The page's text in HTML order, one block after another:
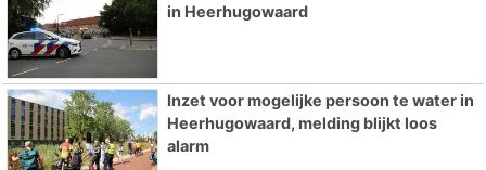
in Heerhugowaard
Inzet voor mogelijke persoon te water in
Heerhugowaard, melding blijkt loos
alarm